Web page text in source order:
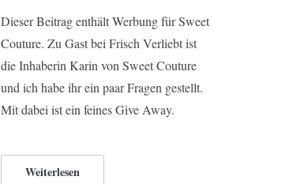
Dieser Beitrag enthält Werbung für Sweet
Couture. Zu Gast bei Frisch Verliebt ist
die Inhaberin Karin von Sweet Couture
und ich habe ihr ein paar Fragen gestellt.
Mit dabei ist ein feines Give Away.
Weiterlesen